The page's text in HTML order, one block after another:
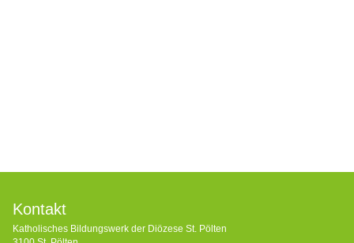
Kontakt
Katholisches Bildungswerk der Diözese St. Pölten